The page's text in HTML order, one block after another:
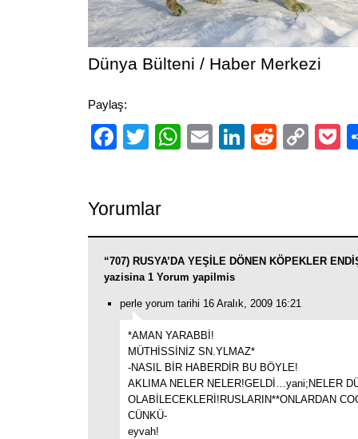
Dünya Bülteni / Haber Merkezi
Paylaş:
Facebook
TwitterWhatsApp
EmailLinkedIn
Reddit
Yorumlar
“707) RUSYA’DA YEŞİLE DÖNEN KÖPEKLER
yazisina 1 Yorum yapilmis
perle yorum tarihi 16 Aralık, 2009 16:21
*AMAN YARABBİ!
MÜTHİSSİNİZ SN.YLMAZ*
-NASIL BİR HABERDİR BU BÖYLE!
AKLIMA NELER NELER!GELDİ…yani;NELER
OLABİLECEKLERİ!RUSLARIN**ONLARDAN
CÜNKÜ-
eyvah!